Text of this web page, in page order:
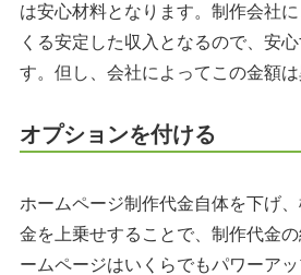
は安心材料となります。制作会社
くる安定した収入となるので、安
す。但し、会社によってこの金額は
オプションを付ける
ホームページ制作代金自体を下げ
金を上乗せすることで、制作代金
ームページはいくらでもパワーア